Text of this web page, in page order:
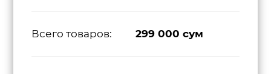
Всего товаров: 299 000 сум